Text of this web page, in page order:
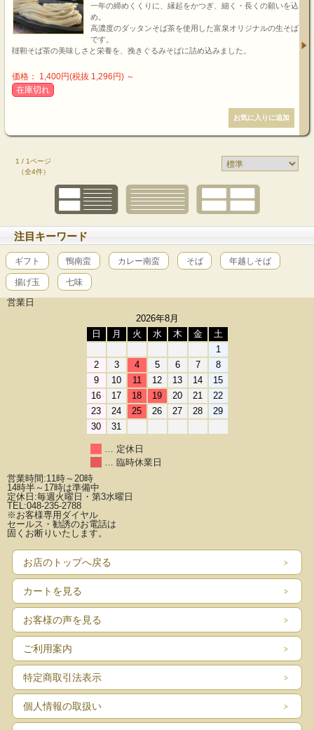
一年の締めくくりに、縁起をかつぎ、細く・長くの願いを込
め。
高濃度のダッタンそば茶を使用した富泉オリジナルの生そば
です。
韃靼そば茶の美味しさと栄養を、挽きぐるみそばに詰め込みました。
価格： 1,400円(税抜 1,296円) ～
在庫切れ
1 / 1ページ
（全4件）
注目キーワード
ギフト 鴨南蛮 カレー南蛮 そば 年越しそば
揚げ玉 七味
営業日
2026年8月
日
月 火 水 木 金
土
1
2
3 4 5 6 7
8
9
10 11 12 13 14
15
16
17 18 19 20 21
22
23
24 25 26 27 28
29
30
31
… 定休日
… 臨時休業日
営業時間:11時～20時
14時半～17時は準備中
定休日:毎週火曜日・第3水曜日
TEL:048-235-2788
※お客様専用ダイヤル
セールス・勧誘のお電話は
固くお断りいたします。
お店のトップへ戻る
カートを見る
お客様の声を見る
ご利用案内
特定商取引法表示
個人情報の取扱い